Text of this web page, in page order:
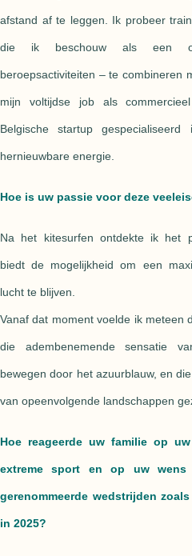
afstand af te leggen. Ik probeer
die ik beschouw als een
beroepsactiviteiten – te combineren
mijn voltijdse job als
Belgische startup
hernieuwbare energie.
Hoe is uw passie voor deze
Na het kitesurfen ontdekte ik het
biedt de mogelijkheid om een
lucht te blijven.
Vanaf dat moment voelde ik meteen
die adembenemende sensatie
bewegen door het azuurblauw, en
van opeenvolgende landschappen
Hoe reageerde uw familie op
extreme sport en op uw
gerenommeerde wedstrijden
in 2025?